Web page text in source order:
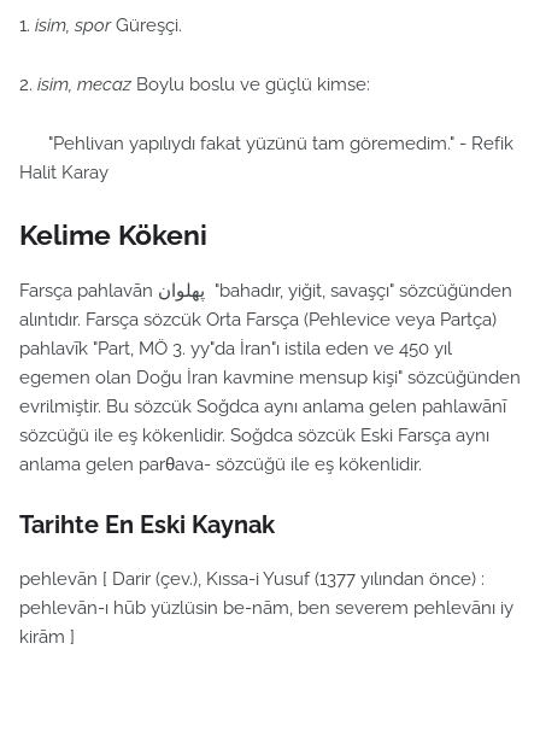
1. isim, sporGüreşçi.
2. isim, mecaz Boylu boslu ve güçlü kimse:
"Pehlivan yapılıydı fakat yüzünü tam göremedim." - Refik
Halit Karay
Kelime Kökeni
Farsça pahlavān پهلوان "bahadır, yiğit, savaşçı" sözcüğünden
alıntıdır. Farsça sözcük Orta Farsça (Pehlevice veya Partça)
pahlavīk "Part, MÖ 3. yy"da İran"ı istila eden ve 450 yıl
egemen olan Doğu İran kavmine mensup kişi" sözcüğünden
evrilmiştir. Bu sözcük Soğdca aynı anlama gelen pahlawānī
sözcüğü ile eş kökenlidir. Soğdca sözcük Eski Farsça aynı
anlama gelen parθava- sözcüğü ile eş kökenlidir.
Tarihte En Eski Kaynak
pehlevān [ Darir (çev.), Kıssa-i Yusuf (1377 yılından önce) :
pehlevān-ı hūb yüzlüsin be-nām, ben severem pehlevānı iy
kirām ]